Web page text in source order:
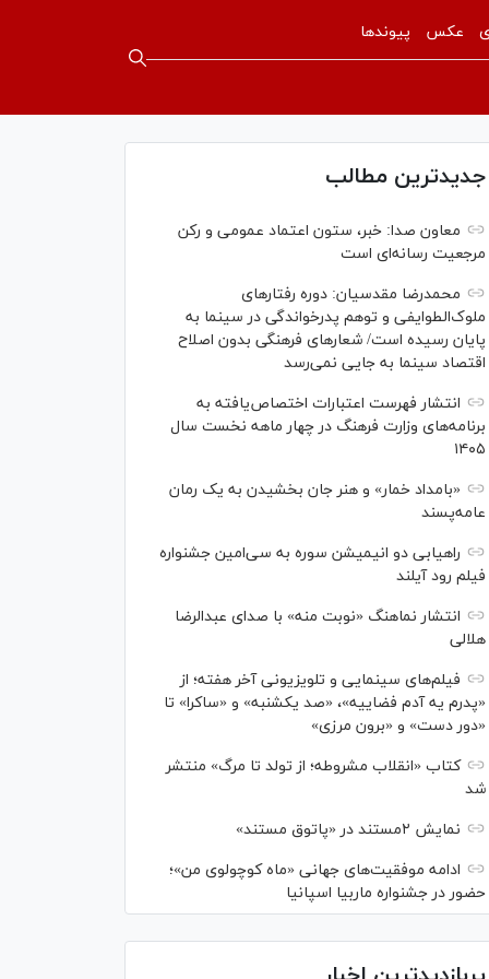
عکس پیوندها
جدیدترین مطالب
معاون صدا: خبر، ستون اعتماد عمومی و رکن
مرجعیت رسانه‌ای است
محمدرضا مقدسیان: دوره رفتارهای
ملوک‌الطوایفی و توهم پدرخواندگی در سینما به
پایان رسیده است/ شعارهای فرهنگی بدون اصلاح
اقتصاد سینما به جایی نمی‌رسد
انتشار فهرست اعتبارات اختصاص‌یافته به
برنامه‌های وزارت فرهنگ در چهار ماهه نخست سال
۱۴۰۵
«بامداد خمار» و هنر جان بخشیدن به یک رمان
عامه‌پسند
راهیابی دو انیمیشن سوره به سی‌امین جشنواره
فیلم رود آیلند
انتشار نماهنگ «نوبت منه» با صدای عبدالرضا
هلالی
فیلم‌های سینمایی و تلویزیونی آخر هفته؛ از
«پدرم یه آدم فضاییه»، «صد یکشنبه» و «ساکرا» تا
«دور دست» و «برون مرزی»
کتاب «انقلاب مشروطه؛ از تولد تا مرگ» منتشر
شد
نمایش ۲مستند در «پاتوق مستند»
ادامه موفقیت‌های جهانی «ماه کوچولوی من»؛
حضور در جشنواره ماربیا اسپانیا